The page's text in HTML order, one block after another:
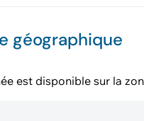
géographique
est disponible sur la